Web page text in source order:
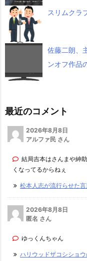
スリムクラ
佐藤二朗、
ンオフ作品
最近のコメント
2026年8月8日
アルファ民 さん
結局吉本はさんまや紳
くなってるからねぇ
松本人志が流行らせた
2026年8月8日
匿名 さん
ゆっくんちゃん
ハリウッドザコシショ